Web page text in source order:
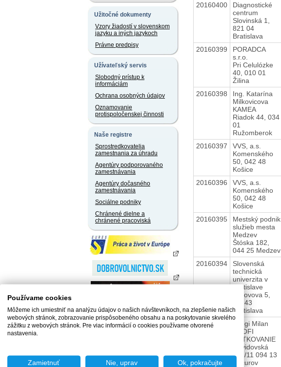
Užitočné dokumenty
Vzory žiadostí v slovenskom
jazyku a iných jazykoch
Právne predpisy
Užívateľský servis
Slobodný prístup k
informáciám
Ochrana osobných údajov
Oznamovanie
protispoločenskej činnosti
Naše registre
Sprostredkovatelia
zamestnania za úhradu
Agentúry podporovaného
zamestnávania
Agentúry dočasného
zamestnávania
Sociálne podniky
Chránené dielne a
chránené pracoviská
20160400
Diagnostické
centrum
Slovinská 1,
821 04
Bratislava
20160399
PORADCA
s.r.o.
Pri Celulózke
40, 010 01
Žilina
20160398
Ing. Katarína
Milkovicova
KAMEA
Riadok 44, 034
01
Ružomberok
20160397
VVS, a.s.
Komenského
50, 042 48
Košice
20160396
VVS, a.s.
Komenského
50, 042 48
Košice
20160395
Mestský podnik
služieb mesta
Medzev
Štóska 182,
044 25 Medzev
20160394
Slovenská
technická
univerzita v
Bratislave
Vazovova 5,
81243
Bratislava
20160393
Ečegi Milan
PROFI
KRTKOVANIE
Davidovská
301/11 094 13
Sačurov
Používame cookies
Môžeme ich umiestniť na analýzu údajov o našich návštevníkoch, na zlepšenie našich
webových stránok, zobrazovanie prispôsobeného obsahu a na poskytovanie skvelého
zážitku z webových stránok. Pre viac informácií o cookies používame otvorené
nastavenia.
Zamietnuť Nie, uprav Ok, pokračujte